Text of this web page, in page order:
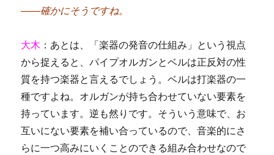
――確かにそうですね。
大木 ：あとは、「楽器の発音の仕組み」という視点
から捉えると、パイプオルガンとベルは正反対の性
質を持つ楽器と言えるでしょう。ベルは打楽器の一
種ですよね。オルガンが持ち合わせていない要素を
持っています。逆も然りです。そういう意味で、お
互いにない要素を補い合っているので、音楽的にさ
らに一つ高みにいくことのできる組み合わせなので